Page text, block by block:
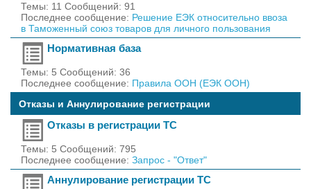
Темы: 11 Сообщений: 91
Последнее сообщение: Решение ЕЭК относительно ввоза
в Таможенный союз товаров для личного пользования
Нормативная база
Темы: 5 Сообщений: 36
Последнее сообщение: Правила ООН (ЕЭК ООН)
Отказы и Аннулирование регистрации
Отказы в регистрации ТС
Темы: 5 Сообщений: 795
Последнее сообщение: Запрос - "Ответ"
Аннулирование регистрации ТС